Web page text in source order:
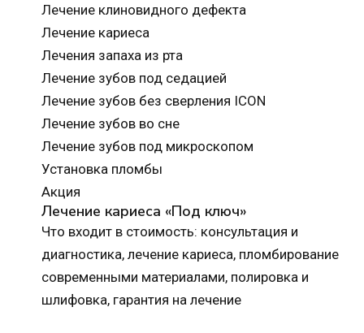
Лечение клиновидного дефекта
Лечение кариеса
Лечения запаха из рта
Лечение зубов под седацией
Лечение зубов без сверления ICON
Лечение зубов во сне
Лечение зубов под микроскопом
Установка пломбы
Акция
Лечение кариеса «Под ключ»
Что входит в стоимость: консультация и
диагностика, лечение кариеса, пломбирование
современными материалами, полировка и
шлифовка, гарантия на лечение